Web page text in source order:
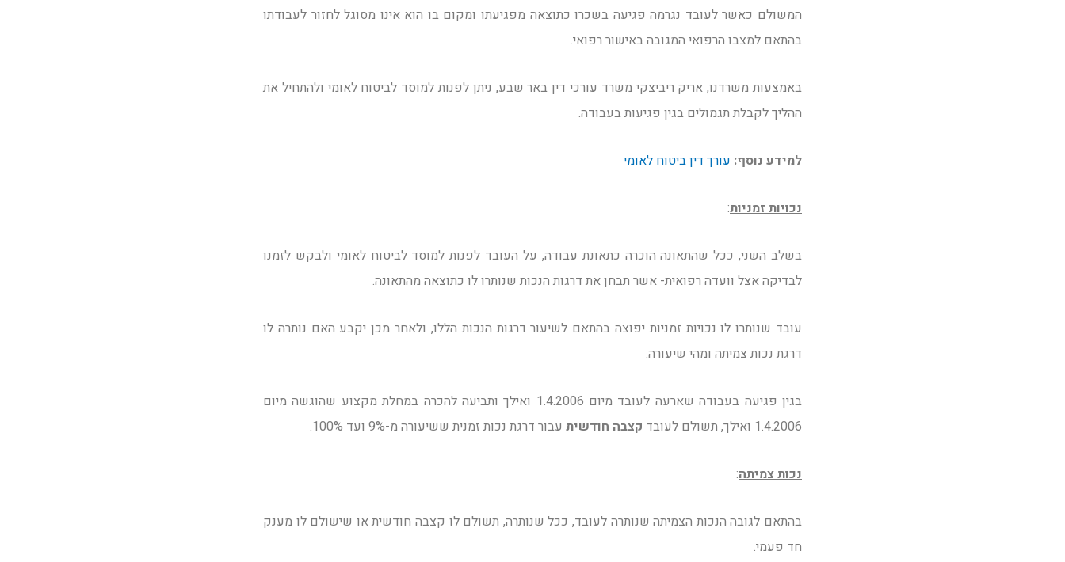
המשולם כאשר לעובד נגרמה פגיעה בשכרו כתוצאה מפגיעתו ומקום בו הוא אינו מסוגל לחזור לעבודתו
בהתאם למצבו הרפואי המגובה באישור רפואי.
באמצעות משרדנו, אריק ריביצקי משרד עורכי דין באר שבע, ניתן לפנות למוסד לביטוח לאומי ולהתחיל את
ההליך לקבלת תגמולים בגין פגיעות בעבודה.
למידע נוסף: עורך דין ביטוח לאומי
נכויות זמניות:
בשלב השני, ככל שהתאונה הוכרה כתאונת עבודה, על העובד לפנות למוסד לביטוח לאומי ולבקש לזמנו
לבדיקה אצל וועדה רפואית- אשר תבחן את דרגות הנכות שנותרו לו כתוצאה מהתאונה.
עובד שנותרו לו נכויות זמניות יפוצה בהתאם לשיעור דרגות הנכות הללו, ולאחר מכן יקבע האם נותרה לו
דרגת נכות צמיתה ומהי שיעורה.
בגין פגיעה בעבודה שארעה לעובד מיום 1.4.2006 ואילך ותביעה להכרה במחלת מקצוע שהוגשה מיום
1.4.2006 ואילך, תשולם לעובד
קצבה חודשית עבור דרגת נכות זמנית ששיעורה מ-9% ועד 100%.
נכות צמיתה:
בהתאם לגובה הנכות הצמיתה שנותרה לעובד, ככל שנותרה, תשולם לו קצבה חודשית או שישולם לו מענק
חד פעמי.